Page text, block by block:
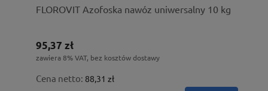
FLOROVIT Azofoska nawóz uniwersalny 10 kg
95,37 zł
zawiera 8% VAT, bez kosztów dostawy
Cena netto: 88,31 zł